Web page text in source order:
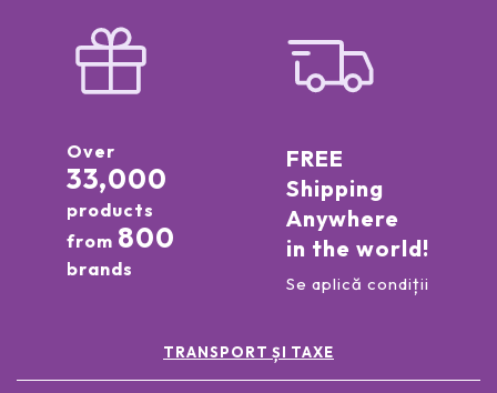
Over
33,000
products
from 800
brands
FREE
Shipping
Anywhere
in the world!
Se aplică condiții
TRANSPORT ȘI TAXE